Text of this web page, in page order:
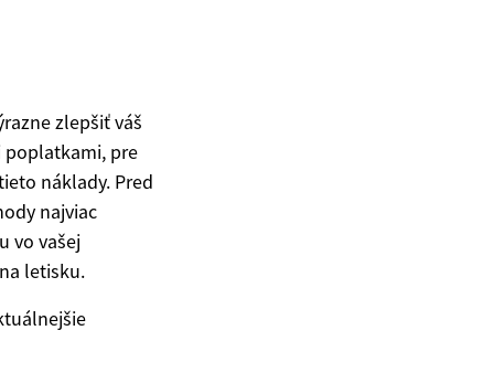
zlepšiť váš
poplatkami, pre
náklady. Pred
najviac
vo vašej
letisku.